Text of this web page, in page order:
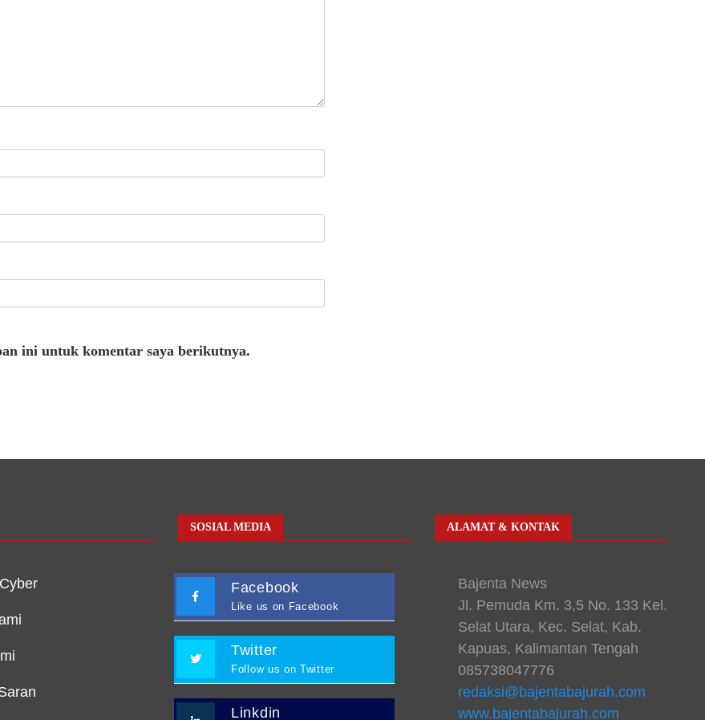
ini untuk komentar saya berikutnya.
SOSIAL MEDIA
Facebook
Like us on Facebook
Twitter
Follow us on Twitter
Linkdin
ALAMAT & KONTAK
Bajenta News
Jl. Pemuda Km. 3,5 No. 133 Kel.
Selat Utara, Kec. Selat, Kab.
Kapuas, Kalimantan Tengah
085738047776
redaksi@bajentabajurah.com
www.bajentabajurah.com